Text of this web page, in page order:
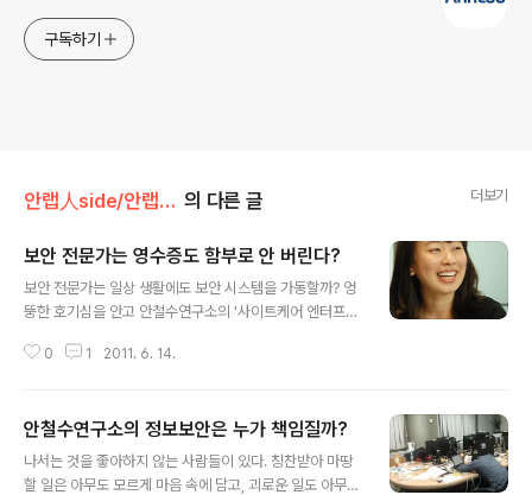
구독하기
안랩人side/안랩팀워크 의 다른 글 더보기
보안 전문가는 영수증도 함부로 안 버린다?
보안 전문가는 일상 생활에도 보안 시스템을 가동할까? 엉
뚱한 호기심을 안고 안철수연구소의 '사이트케어 엔터프라
어'는 올해 3월 출시한, 인터넷 상 악성코드 및 해킹의 피해
한 사람만 볼 수 있는 관계에서 점점 트위터 등 나와는 상관
없는 사람들에게까지 보이는 소셜 네트워크의 역기능을 걱
정했다. 힘든 과정을 통해 나온 사이트케어가 그들의 생각
0 1 2011. 6. 14.
안철수연구소의 정보보안은 누가 책임질까?
나서는 것을 좋아하지 않는 사람들이 있다. 칭찬받아 마땅
할 일은 아무도 모르게 마음 속에 담고, 괴로운 일도 아무에